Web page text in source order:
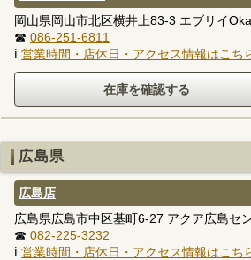
岡山県岡山市北区横井上83-3 エブリイ
☎ 086-251-6811
ℹ 営業時間・店休日・アクセス情報はこち
広島県
広島店
広島県広島市中区基町6-27 アクア広島セ
☎ 082-225-3232
ℹ 営業時間・店休日・アクセス情報はこち